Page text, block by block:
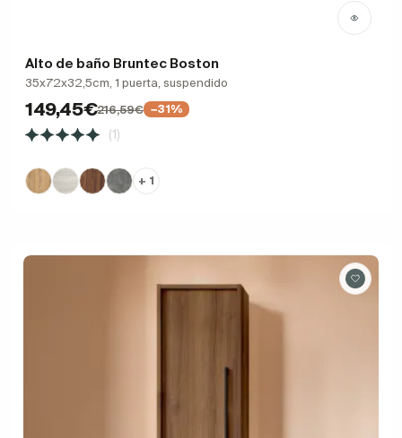
Alto de baño Bruntec Boston
35x72x32,5cm, 1 puerta, suspendido
149,45€216,59€ −31%
(1)
+ 1